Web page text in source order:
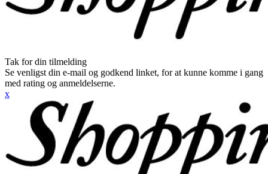
Tak for din tilmelding
Se venligst din e-mail og godkend linket, for at kunne komme i gang
med rating og anmeldelserne.
x